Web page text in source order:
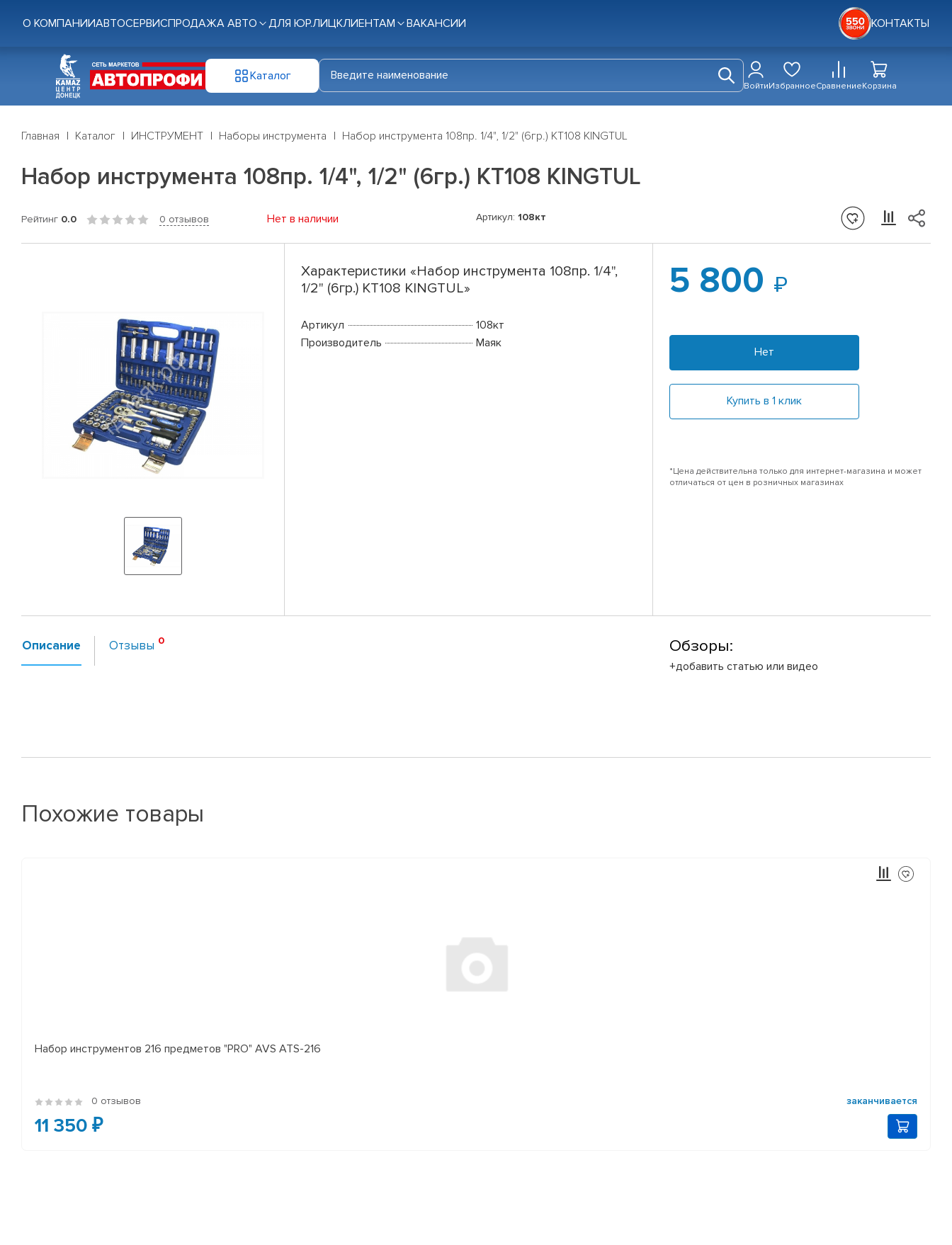
О КОМПАНИИАВТОСЕРВИСПРОДАЖА АВТО ДЛЯ ЮР.ЛИЦКЛИЕНТАМ ВАКАНСИИ КОНТАКТЫ
Каталог
ВойтиИзбранноеСравнениеКорзина
Главная Каталог ИНСТРУМЕНТ Наборы инструмента Набор инструмента 108пр. 1/4", 1/2" (6гр.) KT108 KINGTUL
Набор инструмента 108пр. 1/4", 1/2" (6гр.) KT108 KINGTUL
Рейтинг 0.0 0 отзывов Нет в наличии Артикул: 108кт
Характеристики «Набор инструмента 108пр. 1/4",
1/2" (6гр.) KT108 KINGTUL»
Артикул
108кт
Производитель
Маяк
5 800
Нет
Купить в 1 клик
*Цена действительна только для интернет-магазина и может
отличаться от цен в розничных магазинах
Описание Отзывы Обзоры:
+добавить статью или видео
Похожие товары
Набор инструментов 216 предметов "PRO" AVS ATS-216
0 отзывов заканчивается
11 350 ₽